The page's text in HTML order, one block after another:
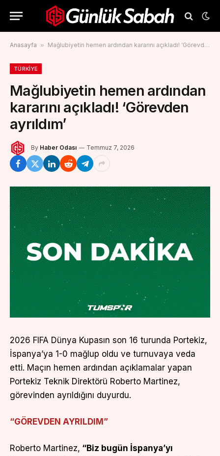
Anasayfa » Mağlubiyetin hemen ardından kararını açıkladı! ‘Görevden ayrıldım’
TÜRKIYE
Mağlubiyetin hemen ardından
kararını açıkladı! ‘Görevden
ayrıldım’
By Haber Odası Temmuz 7, 2026
2026 FIFA Dünya Kupasın son 16 turunda Portekiz,
İspanya’ya 1-0 mağlup oldu ve turnuvaya veda
etti. Maçın hemen ardından açıklamalar yapan
Portekiz Teknik Direktörü Roberto Martinez,
görevinden ayrıldığını duyurdu.
“GÖREVDEN AYRILDIM”
Roberto Martinez, “Biz bugün İspanya’yı